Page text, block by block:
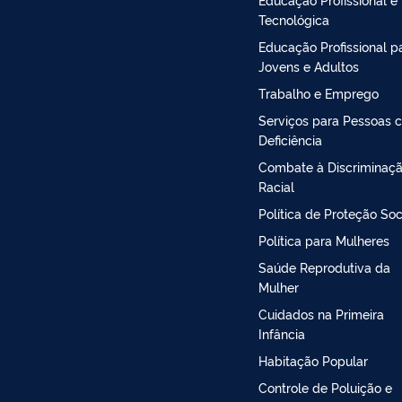
Tecnológica
Educação Profissional
Jovens e Adultos
Trabalho e Emprego
Serviços para Pessoas
Deficiência
Combate à
Racial
Política de Proteção
Política para Mulheres
Saúde Reprodutiva da
Mulher
Cuidados na Primeira
Infância
Habitação Popular
Controle de Poluição e